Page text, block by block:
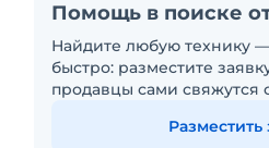
Помощь в поиске
Найдите любую технику
быстро: разместите
продавцы сами свяжутся
Разместить